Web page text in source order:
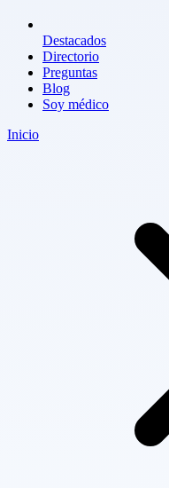
Destacados
Directorio
Preguntas
Blog
Soy médico
Inicio